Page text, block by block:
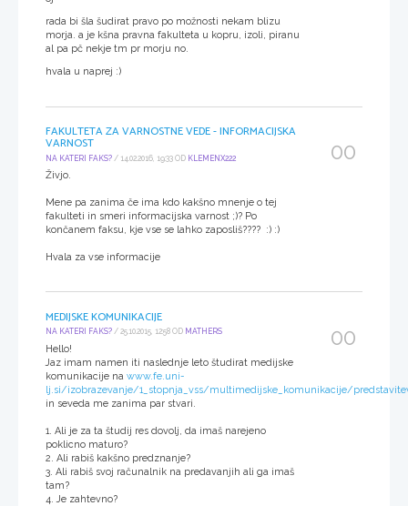
rada bi šla šudirat pravo po možnosti nekam blizu
morja. a je kšna pravna fakulteta u kopru, izoli, piranu
al pa pč nekje tm pr morju no.
hvala u naprej :)
FAKULTETA ZA VARNOSTNE VEDE - INFORMACIJSKA
VARNOST
NA KATERI FAKS? / 14.02.2016, 19:33 OD KLEMENX222
Živjo.
Mene pa zanima če ima kdo kakšno mnenje o tej
fakulteti in smeri informacijska varnost ;)? Po
končanem faksu, kje vse se lahko zaposliš???? :) :)
Hvala za vse informacije
00
MEDIJSKE KOMUNIKACIJE
NA KATERI FAKS? / 25.10.2015, 12:58 OD MATHERS
Hello!
Jaz imam namen iti naslednje leto študirat medijske
komunikacije na www.fe.uni-
lj.si/izobrazevanje/1_stopnja_vss/multimedijske_komunikacije/
in seveda me zanima par stvari.
1. Ali je za ta študij res dovolj, da imaš narejeno
poklicno maturo?
2. Ali rabiš kakšno predznanje?
3. Ali rabiš svoj računalnik na predavanjih ali ga imaš
tam?
4. Je zahtevno?
00